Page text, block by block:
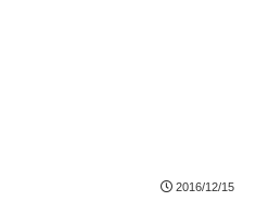
2016/12/15